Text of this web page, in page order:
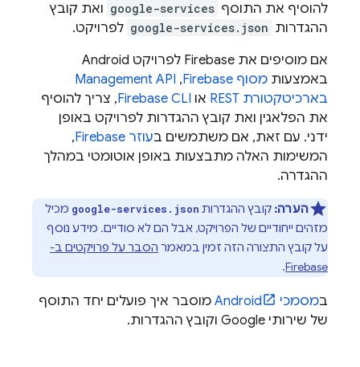
להוסיף את התוסף google-services ואת קובץ
ההגדרות google-services.json לפרויקט.
אם מוסיפים את Firebase לפרויקט Android
באמצעות מסוף Firebase
,‏
Management API
בארכיטקטורת REST
או Firebase CLI
, צריך להוסיף
את הפלאגין ואת קובץ ההגדרות לפרויקט באופן
ידני. עם זאת, אם משתמשים בעוזר Firebase
,
המשימות האלה מתבצעות באופן אוטומטי במהלך
ההגדרה.
הערה: קובץ ההגדרות google-services.json מכיל
מזהים ייחודיים של הפרויקט, אבל הם לא סודיים. מידע נוסף
על קובץ התצורה הזה זמין במאמר הסבר על פרויקטים ב-
Firebase
.
במסמכי Android
מוסבר איך פועלים יחד התוסף
של שירותי Google וקובץ ההגדרות.